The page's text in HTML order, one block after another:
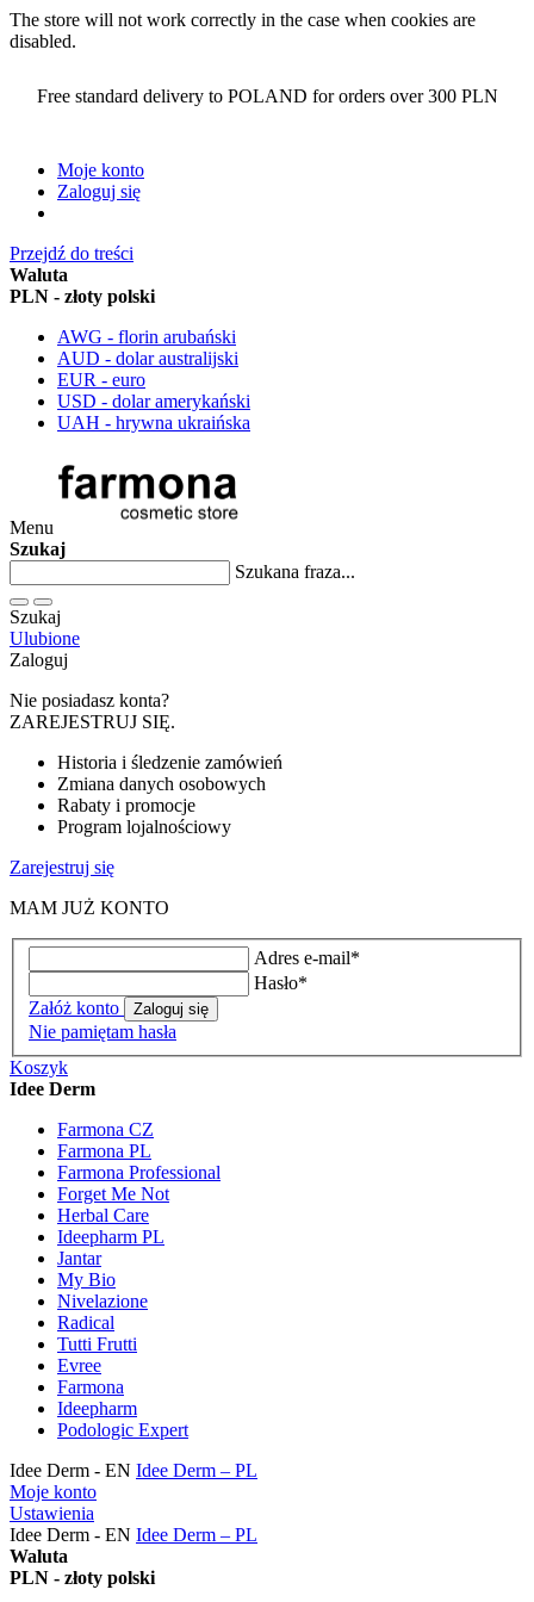
The store will not work correctly in the case when cookies are
disabled.
Free standard delivery to POLAND for orders over 300 PLN
Moje konto
Zaloguj się
Przejdź do treści
Waluta
PLN - złoty polski
AWG - florin arubański
AUD - dolar australijski
EUR - euro
USD - dolar amerykański
UAH - hrywna ukraińska
Menu
Szukaj
Szukana fraza...
Szukaj
Ulubione
Zaloguj
Nie posiadasz konta?
ZAREJESTRUJ SIĘ.
Historia i śledzenie zamówień
Zmiana danych osobowych
Rabaty i promocje
Program lojalnościowy
Zarejestruj się
MAM JUŻ KONTO
Adres e-mail*
Hasło*
Załóż konto
Zaloguj się
Nie pamiętam hasła
Koszyk
Idee Derm
Farmona CZ
Farmona PL
Farmona Professional
Forget Me Not
Herbal Care
Ideepharm PL
Jantar
My Bio
Nivelazione
Radical
Tutti Frutti
Evree
Farmona
Ideepharm
Podologic Expert
Idee Derm - EN Idee Derm – PL
Moje konto
Ustawienia
Idee Derm - EN Idee Derm – PL
Waluta
PLN - złoty polski